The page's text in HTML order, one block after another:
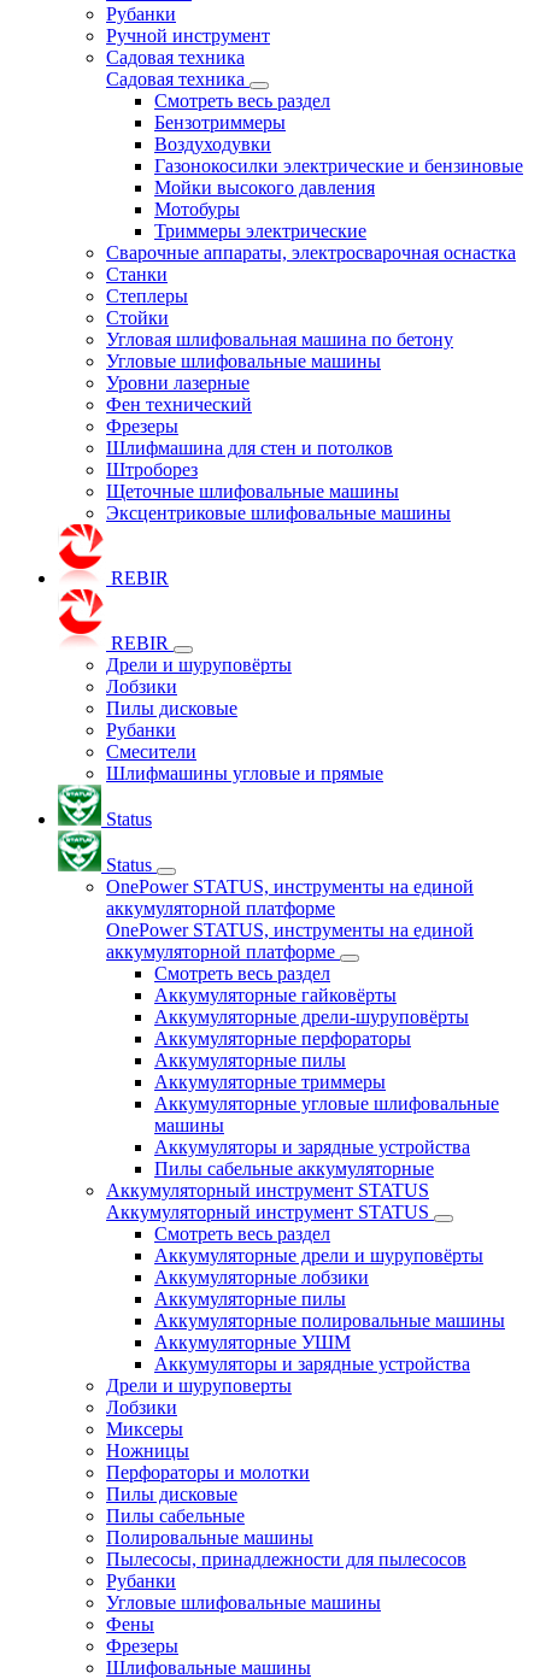
Рубанки
Ручной инструмент
Садовая техника
Садовая техника
Смотреть весь раздел
Бензотриммеры
Воздуходувки
Газонокосилки электрические и бензиновые
Мойки высокого давления
Мотобуры
Триммеры электрические
Сварочные аппараты, электросварочная оснастка
Станки
Степлеры
Стойки
Угловая шлифовальная машина по бетону
Угловые шлифовальные машины
Уровни лазерные
Фен технический
Фрезеры
Шлифмашина для стен и потолков
Штроборез
Щеточные шлифовальные машины
Эксцентриковые шлифовальные машины
REBIR
REBIR
Дрели и шуруповёрты
Лобзики
Пилы дисковые
Рубанки
Смесители
Шлифмашины угловые и прямые
Status
Status
OnePower STATUS, инструменты на единой
аккумуляторной платформе
OnePower STATUS, инструменты на единой
аккумуляторной платформе
Смотреть весь раздел
Аккумуляторные гайковёрты
Аккумуляторные дрели-шуруповёрты
Аккумуляторные перфораторы
Аккумуляторные пилы
Аккумуляторные триммеры
Аккумуляторные угловые шлифовальные
машины
Аккумуляторы и зарядные устройства
Пилы сабельные аккумуляторные
Аккумуляторный инструмент STATUS
Аккумуляторный инструмент STATUS
Смотреть весь раздел
Аккумуляторные дрели и шуруповёрты
Аккумуляторные лобзики
Аккумуляторные пилы
Аккумуляторные полировальные машины
Аккумуляторные УШМ
Аккумуляторы и зарядные устройства
Дрели и шуруповерты
Лобзики
Миксеры
Ножницы
Перфораторы и молотки
Пилы дисковые
Пилы сабельные
Полировальные машины
Пылесосы, принадлежности для пылесосов
Рубанки
Угловые шлифовальные машины
Фены
Фрезеры
Шлифовальные машины